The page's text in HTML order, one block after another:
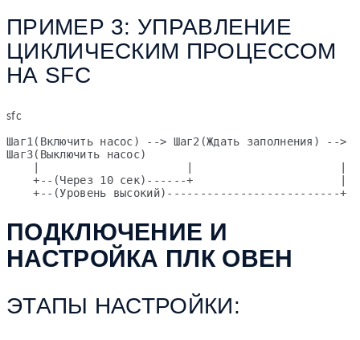
ПРИМЕР 3: УПРАВЛЕНИЕ
ЦИКЛИЧЕСКИМ ПРОЦЕССОМ
НА SFC
sfc
Шаг1(Включить насос) --> Шаг2(Ждать заполнения) -->
Шаг3(Выключить насос)
    +--(Через 10 сек)------+                      |
    +--(Уровень высокий)--------------------------+
ПОДКЛЮЧЕНИЕ И
НАСТРОЙКА ПЛК ОВЕН
ЭТАПЫ НАСТРОЙКИ: